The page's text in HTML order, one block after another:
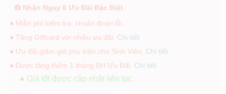
Nhận Ngay 6 Ưu Đãi Đặc Biệt
● Miễn phí kiểm tra, chuẩn đoán lỗi.
● Tặng Giftcard với nhiều ưu đãi. Chi tiết
● Ưu đãi giảm giá phụ kiện cho Sinh Viên. Chi tiết
● Được tặng thêm 1 tháng BH Ưu Đãi. Chi tiết
● Giá tốt được cập nhật liên tục.